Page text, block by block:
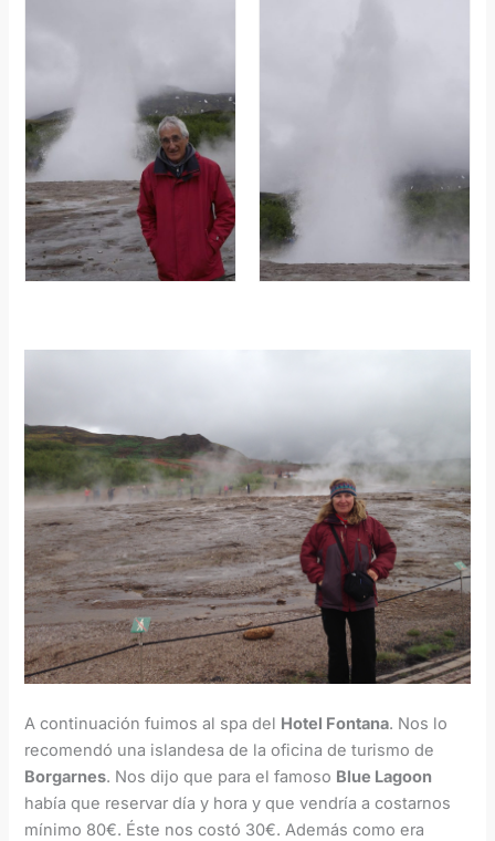
A continuación fuimos al spa del Hotel Fontana. Nos lo
recomendó una islandesa de la oficina de turismo de
Borgarnes. Nos dijo que para el famoso Blue Lagoon
había que reservar día y hora y que vendría a costarnos
mínimo 80€. Éste nos costó 30€. Además como era